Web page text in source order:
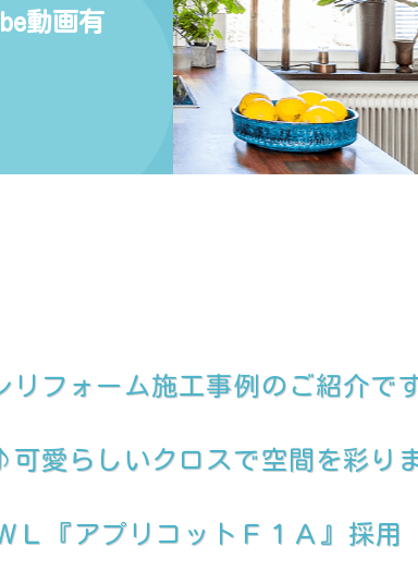
動画有
フォーム施工事例のご紹介で
愛らしいクロスで空間を彩りま
Ｌ『アプリコットＦ１Ａ』採用